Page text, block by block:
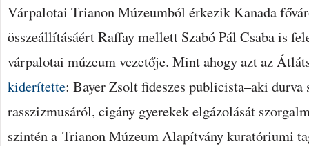
Várpalotai Trianon Múzeumból érkezik Kanada
összeállításáért Raffay mellett Szabó Pál Csaba is
várpalotai múzeum vezetője. Mint ahogy azt az
kiderítette: Bayer Zsolt fideszes publicista–aki
rasszizmusáról, cigány gyerekek elgázolását
szintén a Trianon Múzeum Alapítvány kuratóriumi